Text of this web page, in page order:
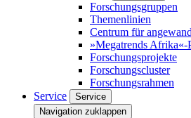
Forschungsgruppen
Themenlinien
Centrum für
»Megatrends Afrika«-
Forschungsprojekte
Forschungscluster
Forschungsrahmen
Service
Service
Navigation zuklappen